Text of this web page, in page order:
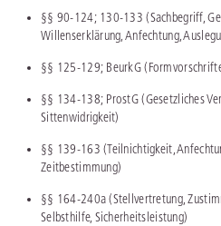
§§ 90-124; 130-133 (Sachbegriff,
Willenserklärung, Anfechtung,
§§ 125-129; BeurkG
§§ 134-138; ProstG (Gesetzliches
Sittenwidrigkeit)
§§ 139-163 (Teilnichtigkeit,
Zeitbestimmung)
§§ 164-240a (Stellvertretung,
Selbsthilfe, Sicherheitsleistung)